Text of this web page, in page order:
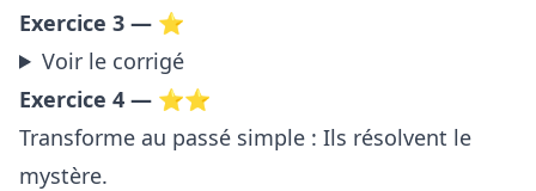
Exercice 3 — ⭐
Voir le corrigé
Exercice 4 — ⭐⭐
Transforme au passé simple : Ils résolvent le
mystère.